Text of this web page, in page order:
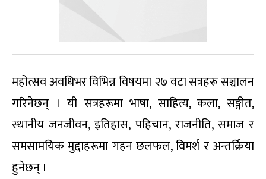
महोत्सव अवधिभर विभिन्न विषयमा २७ वटा सत्रहरू सञ्चालन
गरिनेछन् । यी सत्रहरूमा भाषा, साहित्य, कला, सङ्गीत,
स्थानीय जनजीवन, इतिहास, पहिचान, राजनीति, समाज र
समसामयिक मुद्दाहरूमा गहन छलफल, विमर्श र अन्तर्क्रिया
हुनेछन् ।